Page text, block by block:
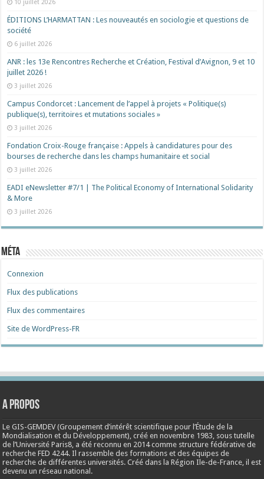
10 juillet 2026
ÉDITIONS L’HARMATTAN : Les nouveautés en sociologie et questions de
société
6 juillet 2026
ANR : les 13e Rencontres Recherche et Création, Festival d’Avignon, 9 et 10
juillet 2026 !
3 juillet 2026
Campus Condorcet : Lancement de l’appel à projets « Politique(s)
publique(s), territoires et mutations sociales »
3 juillet 2026
Fondation Croix-Rouge française : Appels à candidatures pour des
bourses de recherche dans les champs humanitaire et social
3 juillet 2026
EADI eNewsletter #7/1 | The Political Economy of International Solidarity
& More
3 juillet 2026
Méta
Connexion
Flux des publications
Flux des commentaires
Site de WordPress-FR
A propos
Le GIS-GEMDEV (Groupement d’intérêt scientifique pour l’Étude de la
Mondialisation et du Développement), créé ennovembre 1983 , sous tutelle
de l’Université Paris8, a été reconnu en 2014 comme structure fédérative de
recherche FED 4244. Il rassemble des formations et des équipes de
recherche de différentes universités. Créé dans la Région Ile-de-France, il est
devenu un réseau national.